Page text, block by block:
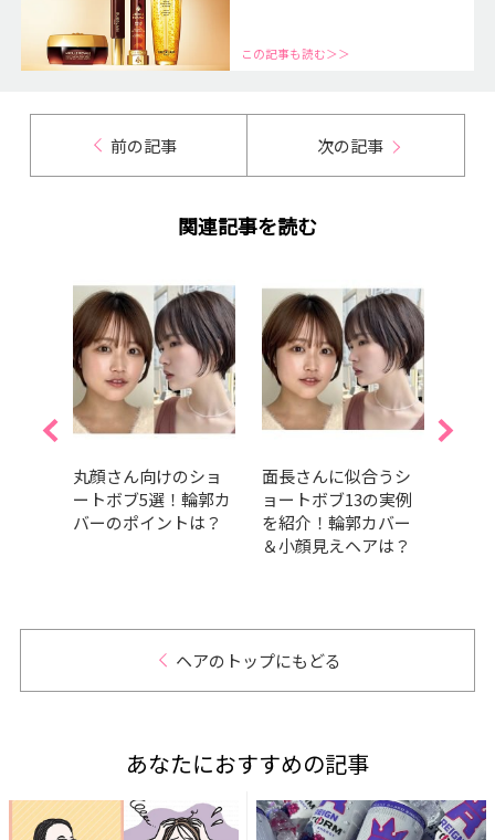
この記事も読む＞＞
前の記事 次の記事
関連記事を読む
丸顔さん向けのショ
ートボブ5選！輪郭カ
バーのポイントは？
面長さんに似合うシ
ョートボブ13の実例
を紹介！輪郭カバー
＆小顔見えヘアは？
ヘアのトップにもどる
あなたにおすすめの記事